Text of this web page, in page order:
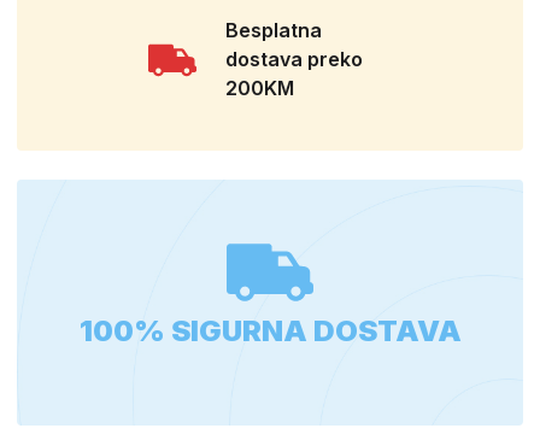
Besplatna
dostava preko
200KM
100% SIGURNA DOSTAVA